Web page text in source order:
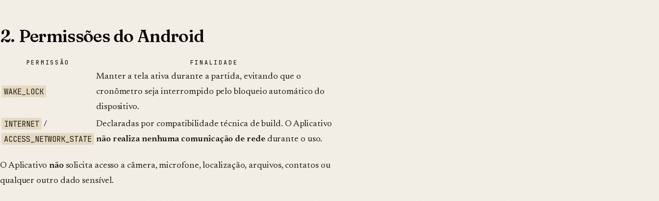
2. Permissões do Android
PERMISSÃO FINALIDADE
WAKE_LOCK
Manter a tela ativa durante a partida, evitando que o
cronômetro seja interrompido pelo bloqueio automático do
dispositivo.
INTERNET /
ACCESS_NETWORK_STATE
Declaradas por compatibilidade técnica de build. O Aplicativo
não realiza nenhuma comunicação de rededurante o uso.
O Aplicativo nãosolicita acesso a câmera, microfone, localização, arquivos, contatos ou
qualquer outro dado sensível.